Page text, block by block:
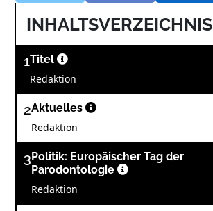
INHALTSVERZEICHNIS
1Titel
Redaktion
2Aktuelles
Redaktion
3 Politik: Europäischer Tag der
Parodontologie
Redaktion